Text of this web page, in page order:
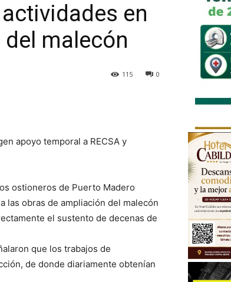
en
malecón
0
115
apoyo temporal a RECSA y
ostioneros de Puerto Madero
las obras de ampliación del malecón
el sustento de decenas de
que los trabajos de
de donde diariamente obtenían